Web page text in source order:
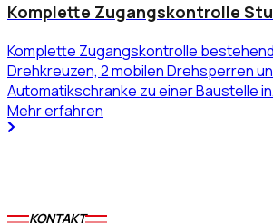
Komplette Zugangskontrolle
Komplette Zugangskontrolle
Drehkreuzen, 2 mobilen Drehsperren
Automatikschranke zu einer Baustelle
Mehr erfahren
KONTAKT